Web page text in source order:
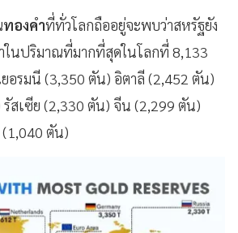
ทองคำที่ทั่วโลกถืออยู่จะพบว่าสหรัฐยัง
ในปริมาณที่มากที่สุดในโลกที่ 8,133
อรมนี (3,350 ตัน) อิตาลี (2,452 ตัน)
รัสเซีย (2,330 ตัน) จีน (2,299 ตัน)
ตัน)